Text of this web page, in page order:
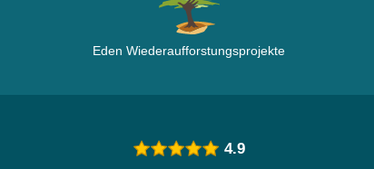
Eden Wiederaufforstungsprojekte
4.9